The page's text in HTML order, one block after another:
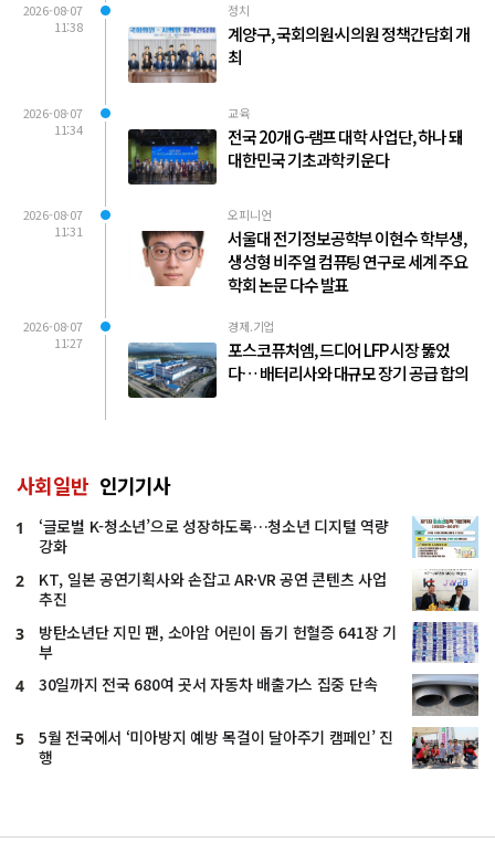
2026-08-07
11:38
정치
계양구, 국회의원·시의원 정책간담회 개
최
2026-08-07
11:34
교육
전국 20개 G-램프 대학 사업단, 하나 돼
대한민국 기초과학 키운다
2026-08-07
11:31
오피니언
서울대 전기정보공학부 이현수 학부생,
생성형 비주얼 컴퓨팅 연구로 세계 주요
학회 논문 다수 발표
2026-08-07
11:27
경제.기업
포스코퓨처엠, 드디어 LFP 시장 뚫었
다… 배터리사와 대규모 장기 공급 합의
사회일반 인기기사
1
‘글로벌 K-청소년’으로 성장하도록…청소년 디지털 역량
강화
2
KT, 일본 공연기획사와 손잡고 AR·VR 공연 콘텐츠 사업
추진
3
방탄소년단 지민 팬, 소아암 어린이 돕기 헌혈증 641장 기
부
4 30일까지 전국 680여 곳서 자동차 배출가스 집중 단속
5
5월 전국에서 ‘미아방지 예방 목걸이 달아주기 캠페인’ 진
행